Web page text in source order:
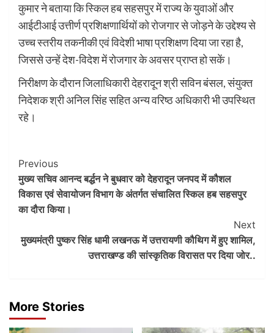
कुमार ने बताया कि स्किल हब सहसपुर में राज्य के युवाओं और
आईटीआई उत्तीर्ण प्रशिक्षणार्थियों को रोजगार से जोड़ने के उद्देश्य से
उच्च स्तरीय तकनीकी एवं विदेशी भाषा प्रशिक्षण दिया जा रहा है,
जिससे उन्हें देश-विदेश में रोजगार के अवसर प्राप्त हो सकें।
निरीक्षण के दौरान जिलाधिकारी देहरादून श्री सविन बंसल, संयुक्त
निदेशक श्री अनिल सिंह सहित अन्य वरिष्ठ अधिकारी भी उपस्थित
रहे।
Post
Navigation
Previous
मुख्य सचिव आनन्द बर्द्धन ने बुधवार को देहरादून जनपद में कौशल
विकास एवं सेवायोजन विभाग के अंतर्गत संचालित स्किल हब सहसपुर
का दौरा किया।
Next
मुख्यमंत्री पुष्कर सिंह धामी लखनऊ में उत्तरायणी कौथिग में हुए शामिल,
उत्तराखण्ड की सांस्कृतिक विरासत पर दिया जोर..
More Stories